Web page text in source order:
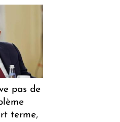
pas de
terme,